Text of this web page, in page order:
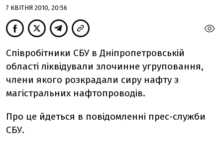
7 КВІТНЯ 2010, 20:56
Співробітники СБУ в Дніпропетровській
області ліквідували злочинне угруповання,
члени якого розкрадали сиру нафту з
магістральних нафтопроводів.
Про це йдеться в повідомленні прес-служби
СБУ.